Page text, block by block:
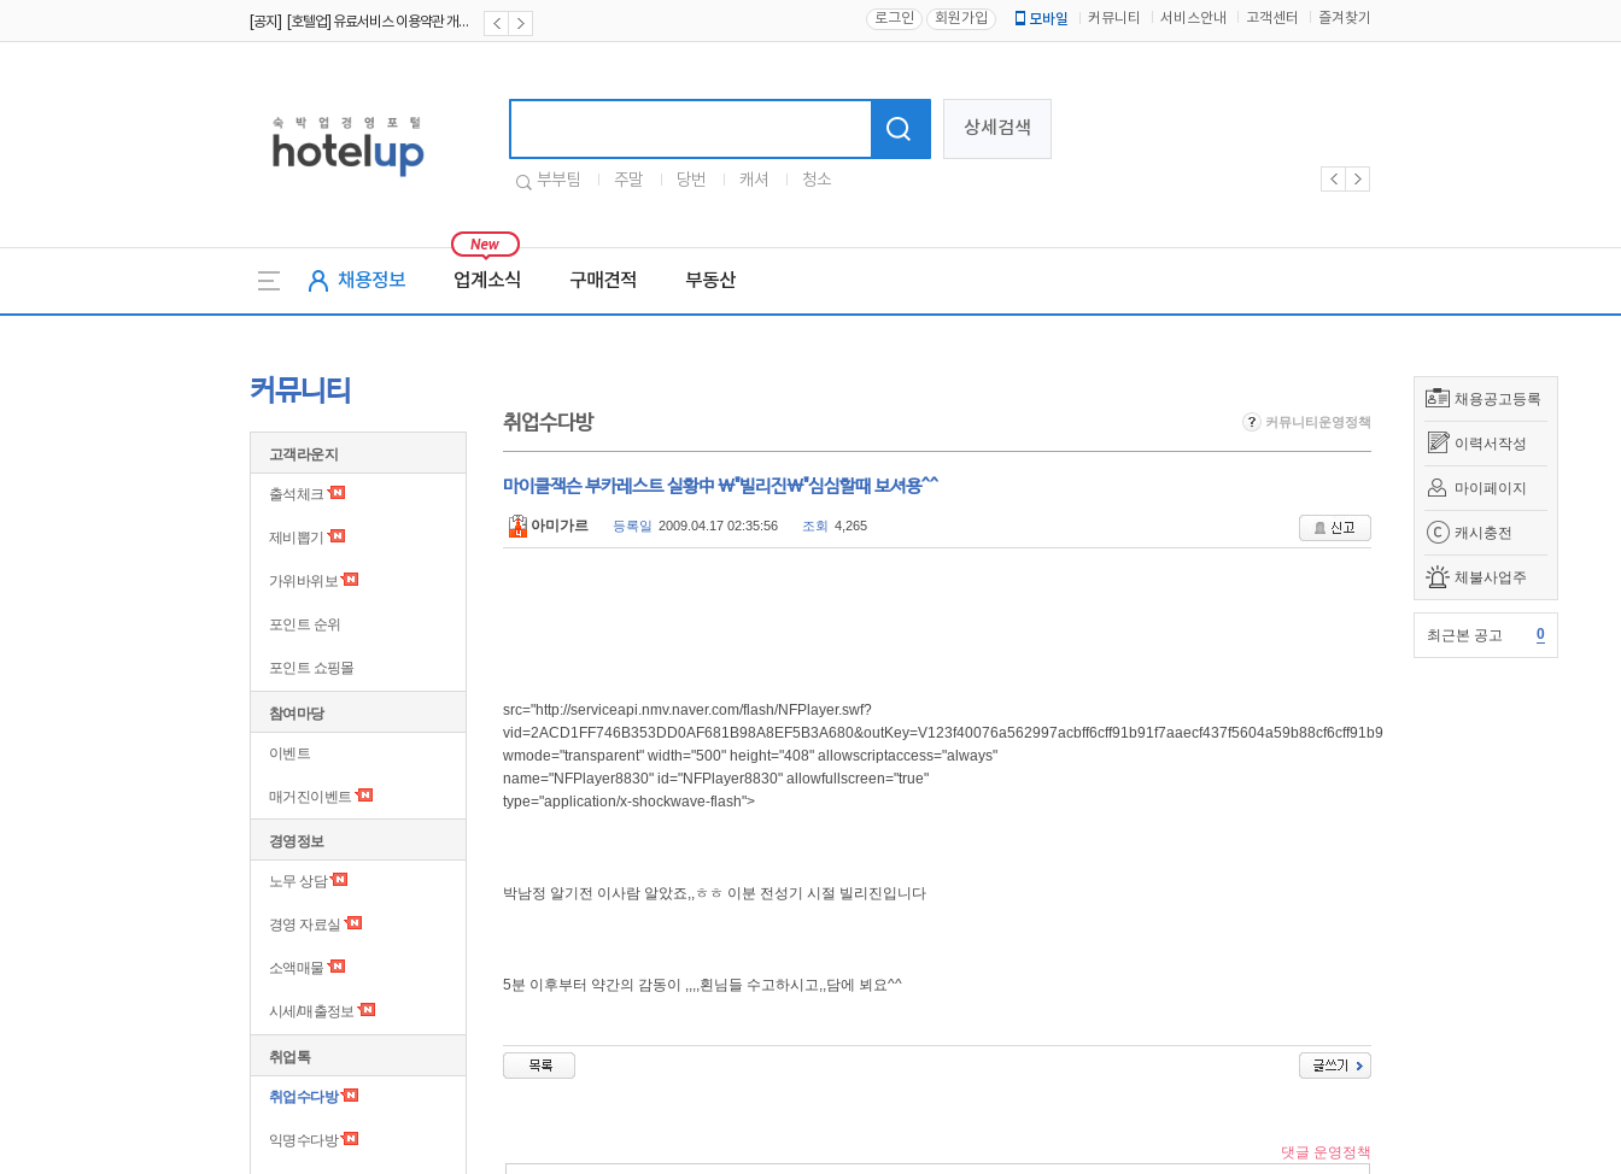
[공지] [호텔업] 개인정보 처리방침 개정본2 (19.09.02) 로그인 회원가입 모바일 커뮤니티 서비스안내 고객센터 즐겨찾기
상세검색
부부팀 주말 당번 캐셔 청소
채용정보 업계소식 구매견적 부동산
채용공고등록
이력서작성
마이페이지
캐시충전
체불사업주
최근본 공고 0
커뮤니티
고객라운지
출석체크
제비뽑기
가위바위보
포인트 순위
포인트 쇼핑몰
참여마당
이벤트
매거진이벤트
경영정보
노무 상담
경영 자료실
소액매물
시세/매출정보
취업톡
취업수다방
익명수다방
취업수다방 커뮤니티운영정책
마이클잭슨 부카레스트 실황中 \"빌리진\"심심할때 보셔용^^
아미가르 등록일 2009.04.17 02:35:56 조회 4,265
src="http://serviceapi.nmv.naver.com/flash/NFPlayer.swf?
vid=2ACD1FF746B353DD0AF681B98A8EF5B3A680&outKey=V123f40076a562997acbff6cff91b91f7aaecf437f5604a59b88cf6cff91b91f7aaec"
wmode="transparent" width="500" height="408" allowscriptaccess="always"
name="NFPlayer8830" id="NFPlayer8830" allowfullscreen="true"
type="application/x-shockwave-flash">
박남정 알기전 이사람 알았죠,,ㅎㅎ 이분 전성기 시절 빌리진입니다
5분 이후부터 약간의 감동이 ,,,,횐님들 수고하시고,,담에 뵈요^^